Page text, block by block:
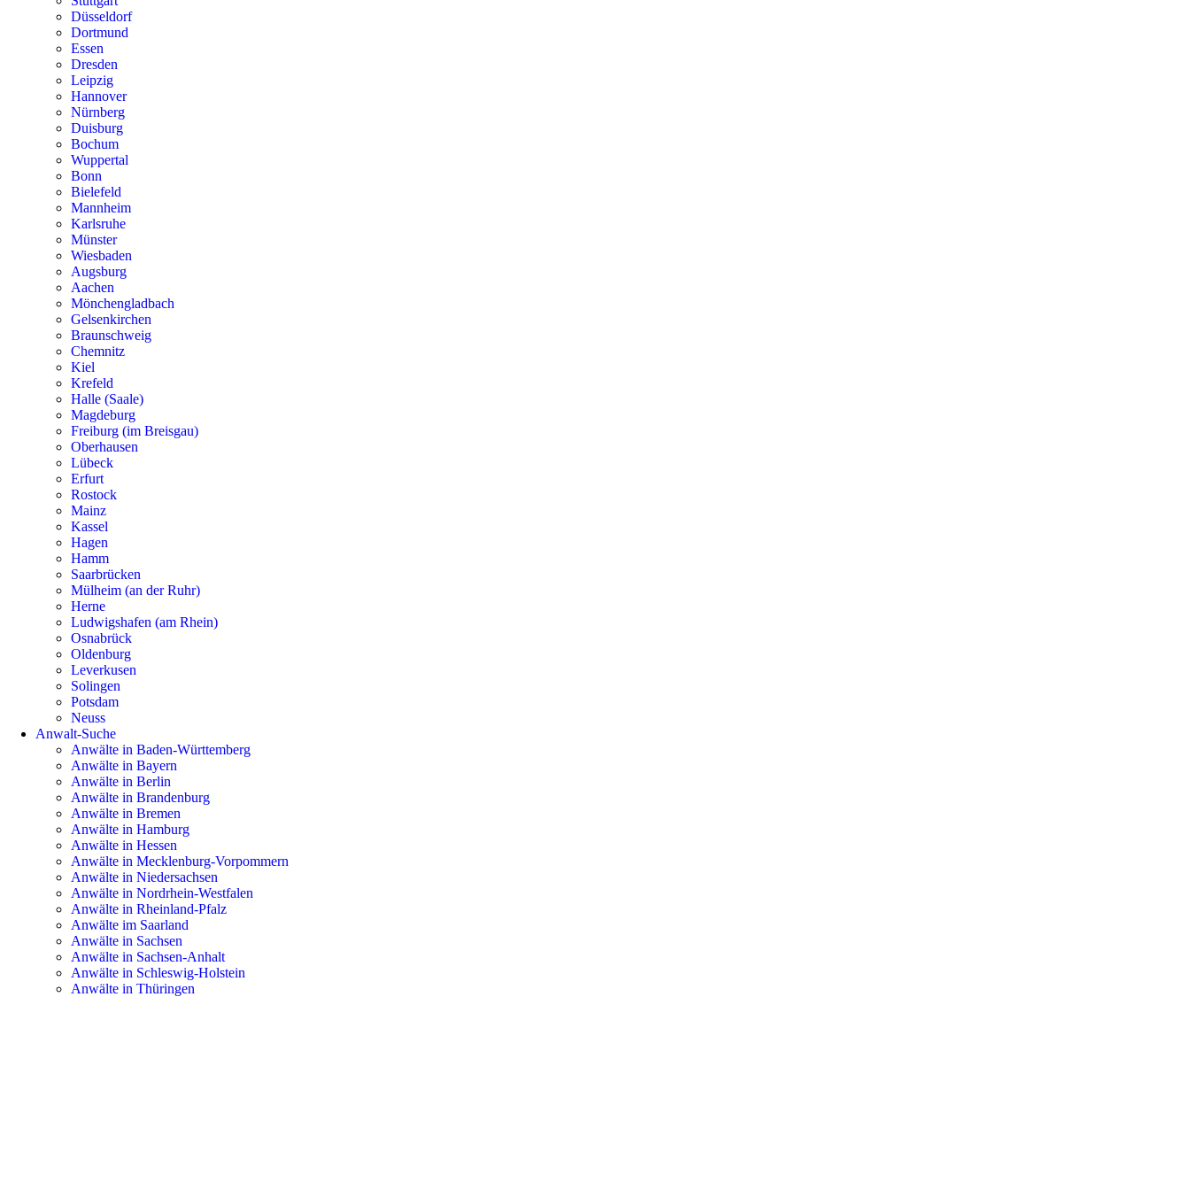
Düsseldorf
Dortmund
Essen
Dresden
Leipzig
Hannover
Nürnberg
Duisburg
Bochum
Wuppertal
Bonn
Bielefeld
Mannheim
Karlsruhe
Münster
Wiesbaden
Augsburg
Aachen
Mönchengladbach
Gelsenkirchen
Braunschweig
Chemnitz
Kiel
Krefeld
Halle (Saale)
Magdeburg
Freiburg (im Breisgau)
Oberhausen
Lübeck
Erfurt
Rostock
Mainz
Kassel
Hagen
Hamm
Saarbrücken
Mülheim (an der Ruhr)
Herne
Ludwigshafen (am Rhein)
Osnabrück
Oldenburg
Leverkusen
Solingen
Potsdam
Neuss
Anwalt-Suche
Anwälte in Baden-Württemberg
Anwälte in Bayern
Anwälte in Berlin
Anwälte in Brandenburg
Anwälte in Bremen
Anwälte in Hamburg
Anwälte in Hessen
Anwälte in Mecklenburg-Vorpommern
Anwälte in Niedersachsen
Anwälte in Nordrhein-Westfalen
Anwälte in Rheinland-Pfalz
Anwälte im Saarland
Anwälte in Sachsen
Anwälte in Sachsen-Anhalt
Anwälte in Schleswig-Holstein
Anwälte in Thüringen